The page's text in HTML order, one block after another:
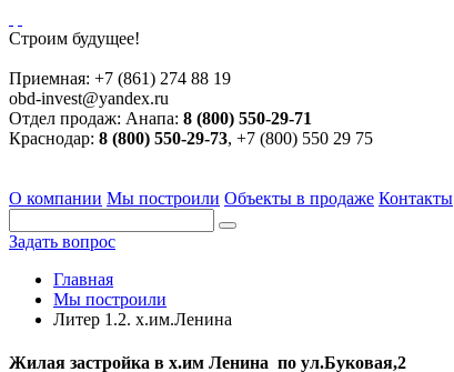
Строим будущее!
Приемная: +7 (861) 274 88 19
obd-invest@yandex.ru
Отдел продаж: Анапа: 8 (800) 550-29-71
Краснодар: 8 (800) 550-29-73, +7 (800) 550 29 75
О компании Мы построили Объекты в продаже Контакты
Задать вопрос
Главная
Мы построили
Литер 1.2. х.им.Ленина
Жилая застройка в х.им Ленина по ул.Буковая,2